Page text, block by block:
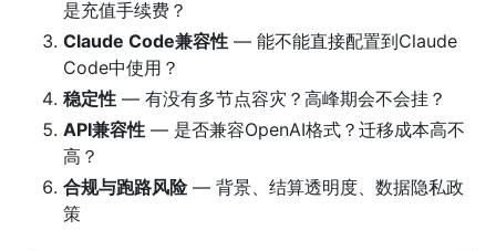
是充值手续费？
Claude Code兼容性 — 能不能直接配置到Claude
Code中使用？
稳定性 — 有没有多节点容灾？高峰期会不会挂？
API兼容性 — 是否兼容OpenAI格式？迁移成本高不
高？
合规与跑路风险— 背景、结算透明度、数据隐私政
策